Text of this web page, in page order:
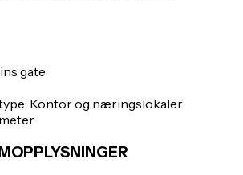
gate
Kontor og næringslokaler